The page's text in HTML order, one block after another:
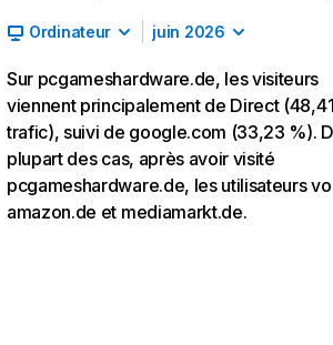
Ordinateur juin 2026
Sur pcgameshardware.de, les visiteurs
viennent principalement de Direct
trafic), suivi de google.com (33,23 %).
plupart des cas, après avoir visité
pcgameshardware.de, les utilisateurs
amazon.de et mediamarkt.de.